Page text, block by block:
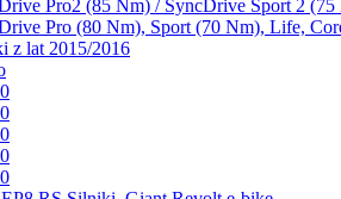
Pro2 (85 Nm) / SyncDrive Sport 2 (75
Pro (80 Nm), Sport (70 Nm), Life,
z lat 2015/2016